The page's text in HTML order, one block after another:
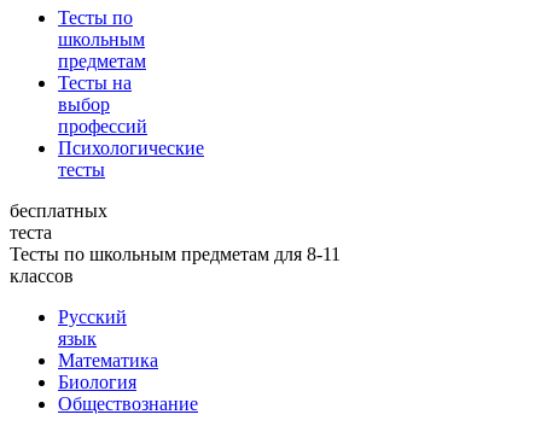
Тесты по
школьным
предметам
Тесты на
выбор
профессий
Психологические
тесты
бесплатных
теста
Тесты по школьным предметам для 8-11
классов
Русский
язык
Математика
Биология
Обществознание